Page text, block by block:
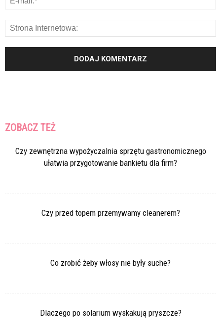
ZOBACZ TEŻ
Czy zewnętrzna wypożyczalnia sprzętu gastronomicznego
ułatwia przygotowanie bankietu dla firm?
Czy przed topem przemywamy cleanerem?
Co zrobić żeby włosy nie były suche?
Dlaczego po solarium wyskakują pryszcze?